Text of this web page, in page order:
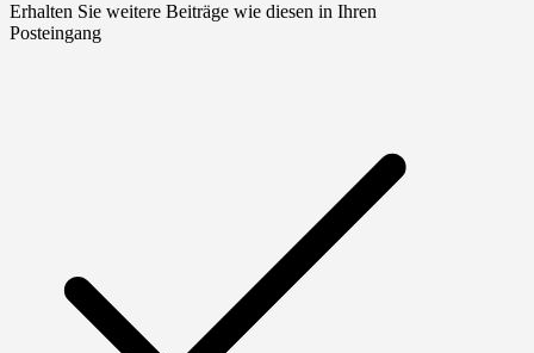
Erhalten Sie weitere Beiträge wie diesen in Ihren
Posteingang